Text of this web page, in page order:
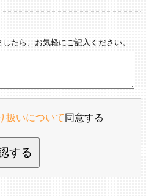
たら、お気軽にご記入ください。
扱いについて 同意する
する